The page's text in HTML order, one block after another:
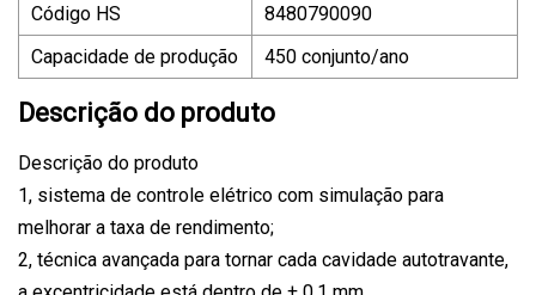
Código HS
8480790090
Capacidade de produção
450 conjunto/ano
Descrição do produto
Descrição do produto
1, sistema de controle elétrico com simulação para
melhorar a taxa de rendimento;
2, técnica avançada para tornar cada cavidade autotravante,